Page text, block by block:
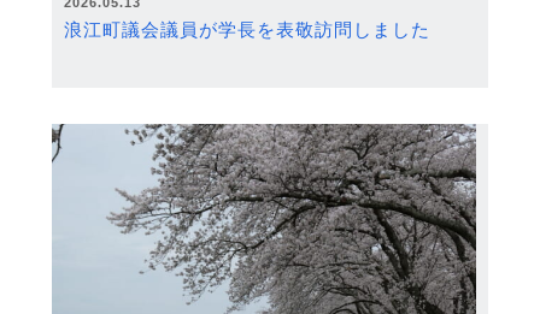
浪江町議会議員が学長を表敬訪問しました